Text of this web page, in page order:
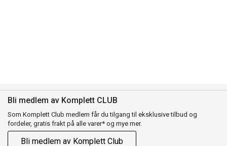
Bli medlem av Komplett CLUB
Som Komplett Club medlem får du tilgang til eksklusive tilbud og
fordeler, gratis frakt på alle varer* og mye mer.
Bli medlem av Komplett Club